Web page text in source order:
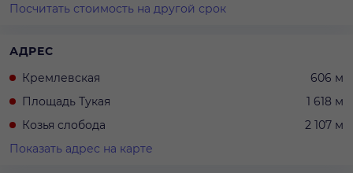
Посчитать стоимость на другой срок
АДРЕС
Кремлевская
606 м
Площадь Тукая
1 618 м
Козья слобода
2 107 м
Показать адрес на карте